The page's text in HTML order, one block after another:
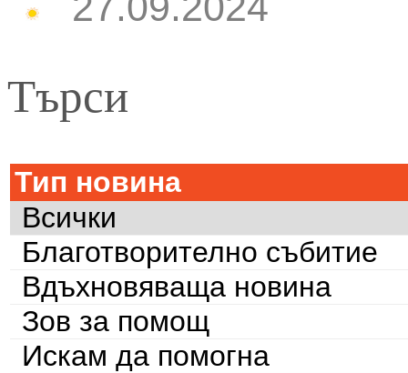
Търси
Тип новина
Всички
Благотворително събитие
Вдъхновяваща новина
Зов за помощ
Искам да помогна